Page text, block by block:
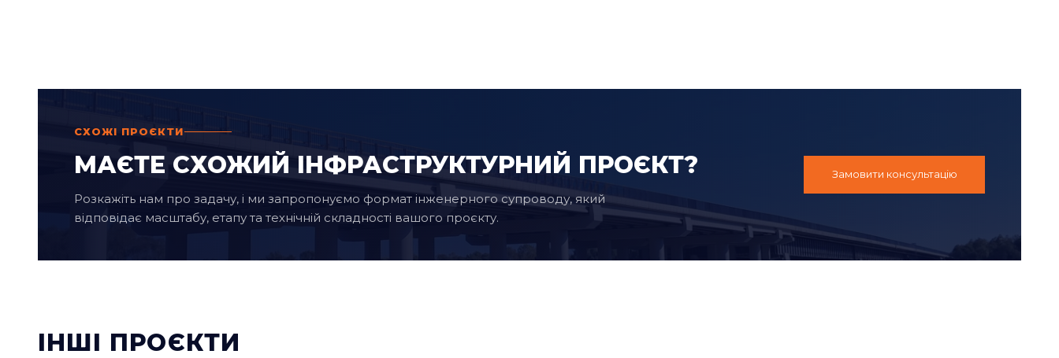
СХОЖІ ПРОЄКТИ
МАЄТЕ СХОЖИЙ ІНФРАСТРУКТУРНИЙ ПРОЄКТ?
Розкажіть нам про задачу, і ми запропонуємо формат інженерного супроводу, який
відповідає масштабу, етапу та технічній складності вашого проєкту.
Замовити консультацію
ІНШІ ПРОЄКТИ